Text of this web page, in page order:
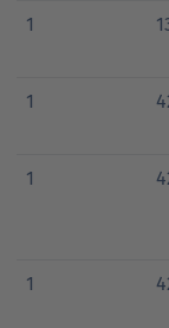
1
1
1
1